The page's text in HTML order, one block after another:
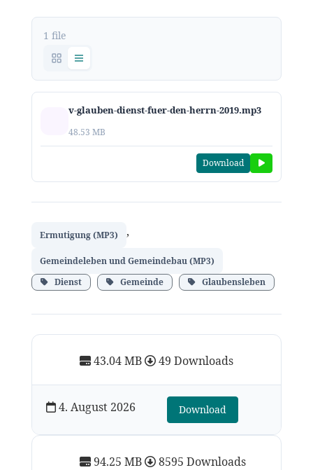
1 file
v-glauben-dienst-fuer-den-herrn-2019.mp3
48.53 MB
Download
Ermutigung (MP3) ,
Gemeindeleben und Gemeindebau (MP3)
Dienst
Gemeinde Glaubensleben
43.04 MB 49 Downloads
4. August 2026 Download
94.25 MB 8595 Downloads